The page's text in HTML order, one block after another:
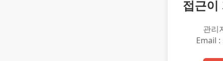
접근이
관리
Email